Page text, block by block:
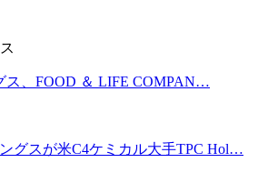
ス、FOOD ＆ LIFE COMPAN…
グスが米C4ケミカル大手TPC Hol…